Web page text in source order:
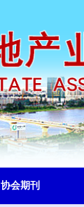
协会期刊